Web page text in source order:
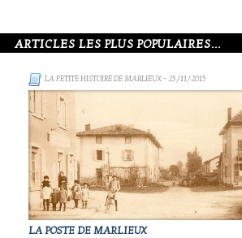
ARTICLES LES PLUS POPULAIRES...
LA PETITE HISTOIRE DE MARLIEUX- 25/11/2015
LA POSTE DE MARLIEUX